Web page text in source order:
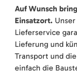
Auf Wunsch
Einsatzort.
Lieferservice
Lieferung und
Transport und
einfach die